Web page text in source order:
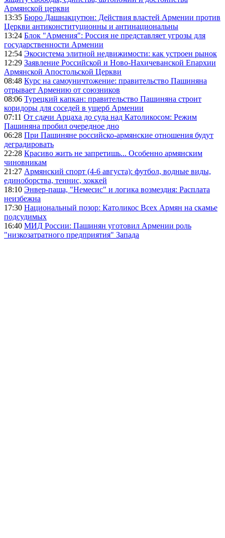
Армянской церкви
13:35 Бюро Дашнакцутюн: Действия властей Армении против
Церкви антиконституционны и антинациональны
13:24 Блок "Армения": Россия не представляет угрозы для
государственности Армении
12:54 Экосистема элитной недвижимости: как устроен рынок
12:29 Заявление Российской и Ново-Нахичеванской Епархии
Армянской Апостольской Церкви
08:48 Курс на самоуничтожение: правительство Пашиняна
отрывает Армению от союзников
08:06 Турецкий капкан: правительство Пашиняна строит
коридоры для соседей в ущерб Армении
07:11 От сдачи Арцаха до суда над Католикосом: Режим
Пашиняна пробил очередное дно
06:28 При Пашиняне российско-армянские отношения будут
деградировать
22:28 Красиво жить не запретишь... Особенно армянским
чиновникам
21:27 Армянский спорт (4-6 августа): футбол, водные виды,
единоборства, теннис, хоккей
18:10 Энвер-паша, "Немесис" и логика возмездия: Расплата
неизбежна
17:30 Национальный позор: Католикос Всех Армян на скамье
подсудимых
16:40 МИД России: Пашинян уготовил Армении роль
"низкозатратного предприятия" Запада